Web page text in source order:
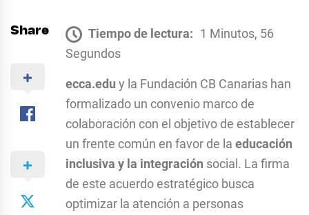
Share Tiempo de lectura: 1 Minutos, 56
Segundos
ecca.edu y la Fundación CB Canarias han
formalizado un convenio marco de
colaboración con el objetivo de establecer
un frente común en favor de la educación
inclusiva y la integración social. La firma
de este acuerdo estratégico busca
optimizar la atención a personas